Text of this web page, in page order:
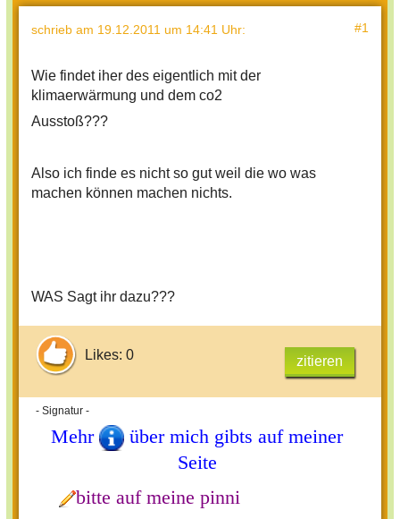
schrieb am 19.12.2011 um 14:41 Uhr: #1
Wie findet iher des eigentlich mit der
klimaerwärmung und dem co2
Ausstoß???
Also ich finde es nicht so gut weil die wo was
machen können machen nichts.
WAS Sagt ihr dazu???
Likes: 0 zitieren
- Signatur -
Mehr
über mich gibts auf meiner
Seite
bitte auf meine pinni